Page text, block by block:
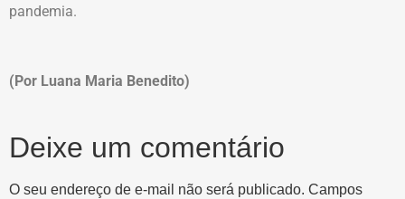
pandemia.
(Por Luana Maria Benedito)
Deixe um comentário
O seu endereço de e-mail não será publicado. Campos